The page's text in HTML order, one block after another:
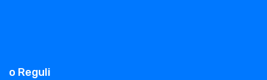
o Reguli